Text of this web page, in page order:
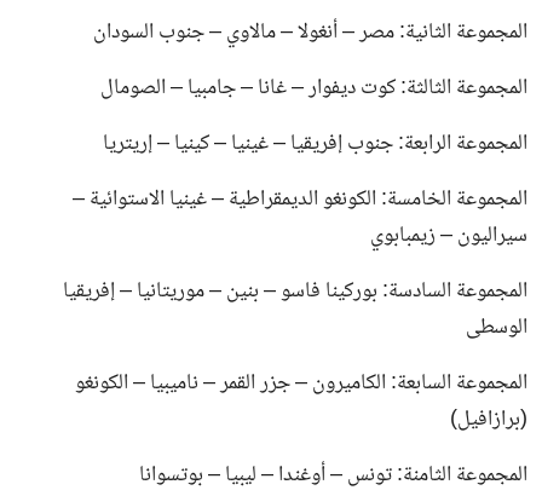
المجموعة الثانية: مصر – أنغولا – مالاوي – جنوب السودان
المجموعة الثالثة: كوت ديفوار – غانا – جامبيا – الصومال
المجموعة الرابعة: جنوب إفريقيا – غينيا – كينيا – إريتريا
المجموعة الخامسة: الكونغو الديمقراطية – غينيا الاستوائية –
سيراليون – زيمبابوي
المجموعة السادسة: بوركينا فاسو – بنين – موريتانيا – إفريقيا
الوسطى
المجموعة السابعة: الكاميرون – جزر القمر – ناميبيا – الكونغو
(برازافيل)
المجموعة الثامنة: تونس – أوغندا – ليبيا – بوتسوانا